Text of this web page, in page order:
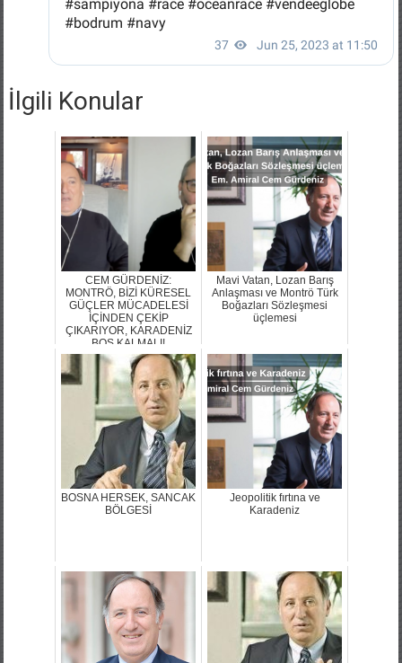
İlgili Konular
CEM GÜRDENİZ:
MONTRÖ, BİZİ KÜRESEL
GÜÇLER MÜCADELESİ
İÇİNDEN ÇEKİP
ÇIKARIYOR, KARADENİZ
BOŞ KALMALI!
Mavi Vatan, Lozan Barış
Anlaşması ve Montrö Türk
Boğazları Sözleşmesi
üçlemesi
BOSNA HERSEK, SANCAK
BÖLGESİ
Jeopolitik fırtına ve
Karadeniz